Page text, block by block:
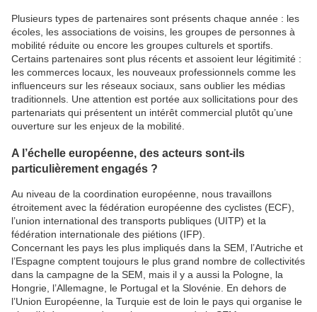
Plusieurs types de partenaires sont présents chaque année : les
écoles, les associations de voisins, les groupes de personnes à
mobilité réduite ou encore les groupes culturels et sportifs.
Certains partenaires sont plus récents et assoient leur légitimité :
les commerces locaux, les nouveaux professionnels comme les
influenceurs sur les réseaux sociaux, sans oublier les médias
traditionnels. Une attention est portée aux sollicitations pour des
partenariats qui présentent un intérêt commercial plutôt qu’une
ouverture sur les enjeux de la mobilité.
A l’échelle européenne, des acteurs sont-ils
particulièrement engagés ?
Au niveau de la coordination européenne, nous travaillons
étroitement avec la fédération européenne des cyclistes (ECF),
l’union international des transports publiques (UITP) et la
fédération internationale des piétions (IFP).
Concernant les pays les plus impliqués dans la SEM, l’Autriche et
l’Espagne comptent toujours le plus grand nombre de collectivités
dans la campagne de la SEM, mais il y a aussi la Pologne, la
Hongrie, l’Allemagne, le Portugal et la Slovénie. En dehors de
l’Union Européenne, la Turquie est de loin le pays qui organise le